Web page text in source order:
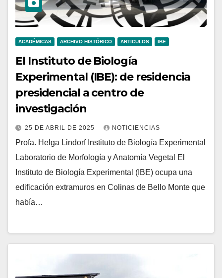
ACADÉMICAS ARCHIVO HISTÓRICO ARTICULOS IBE
El Instituto de Biología
Experimental (IBE): de residencia
presidencial a centro de
investigación
25 DE ABRIL DE 2025 NOTICIENCIAS
Profa. Helga Lindorf Instituto de Biología Experimental
Laboratorio de Morfología y Anatomía Vegetal El
Instituto de Biología Experimental (IBE) ocupa una
edificación extramuros en Colinas de Bello Monte que
había…